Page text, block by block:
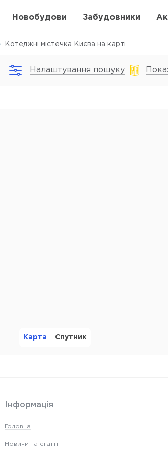
Новобудови Забудовники
Котеджні містечка Києва на карті
Налаштування пошуку
Карта Спутник
Інформація
Головна
Новини та статті